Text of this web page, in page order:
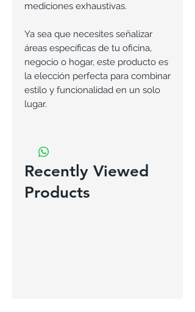
mediciones exhaustivas.
Ya sea que necesites señalizar
áreas específicas de tu oficina,
negocio o hogar, este producto es
la elección perfecta para combinar
estilo y funcionalidad en un solo
lugar.
Recently Viewed
Products